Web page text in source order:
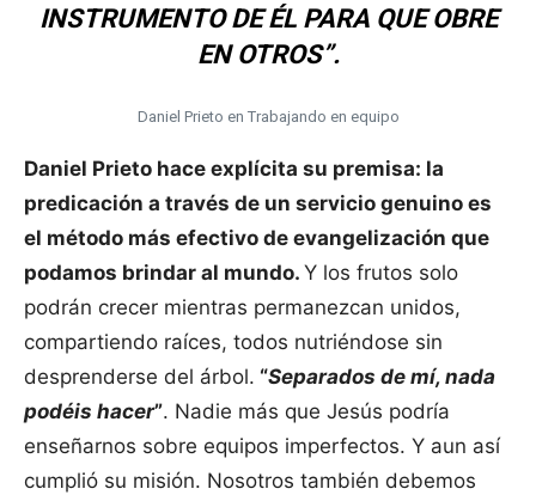
INSTRUMENTO DE ÉL PARA QUE OBRE
EN OTROS”.
Daniel Prieto en Trabajando en equipo
Daniel Prieto hace explícita su premisa: la
predicación a través de un servicio genuino es
el método más efectivo de evangelización que
podamos brindar al mundo. Y los frutos solo
podrán crecer mientras permanezcan unidos,
compartiendo raíces, todos nutriéndose sin
desprenderse del árbol. “Separados de mí, nada
podéis hacer”. Nadie más que Jesús podría
enseñarnos sobre equipos imperfectos. Y aun así
cumplió su misión. Nosotros también debemos